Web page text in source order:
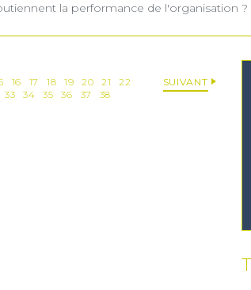
la performance de l'organisation
16 17 18 19 20 21
22
33 34 35 36 37 38
SUIVANT